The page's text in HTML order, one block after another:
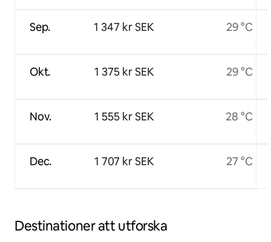
Sep.
Okt.
Nov.
Dec.
1 347 kr SEK
1 375 kr SEK
1 555 kr SEK
1 707 kr SEK
29 °C
29 °C
28 °C
27 °C
Destinationer att utforska